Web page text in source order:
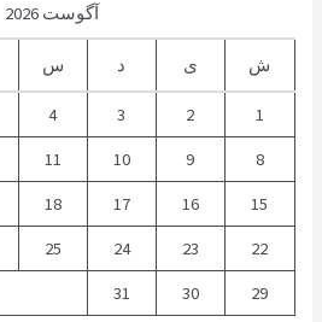
آگوست 2026
ش ی د س
1
2
3
4
8
9
10
11
15
16
17
18
22
23
24
25
29
30
31